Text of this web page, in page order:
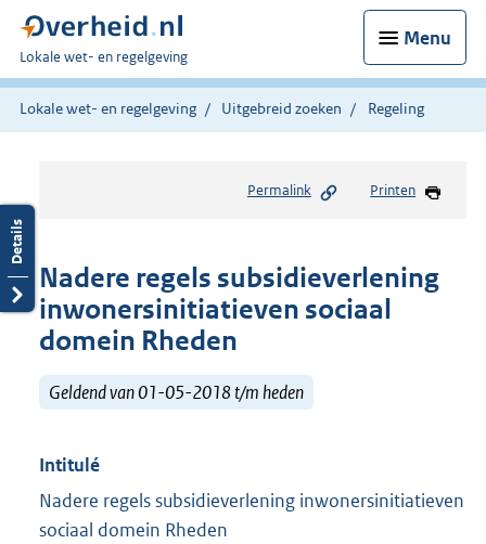
Menu
U
bent
hier:
Lokale wet- en regelgeving
Lokale wet- en regelgeving Uitgebreid zoeken Regeling
Permalink Printen
Nadere regels subsidieverlening
inwonersinitiatieven sociaal
domein Rheden
Geldend van 01-05-2018 t/m heden
Intitulé
Nadere regels subsidieverlening inwonersinitiatieven
sociaal domein Rheden